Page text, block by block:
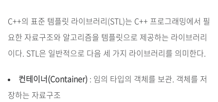
C++의 표준 템플릿 라이브러리(STL)는 C++ 프로그래밍에서 필
요한 자료구조와 알고리즘을 템플릿으로 제공하는 라이브러리
이다. STL은 일반적으로 다음 세 가지 라이브러리를 의미한다.
컨테이너(Container) : 임의 타입의 객체를 보관. 객체를 저
장하는 자료구조